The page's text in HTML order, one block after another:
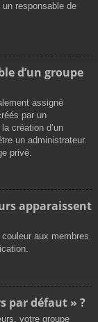
responsable de
d’un groupe
assigné
par un
création d’un
un administrateur.
privé.
apparaissent
aux membres
par défaut » ?
votre groupe